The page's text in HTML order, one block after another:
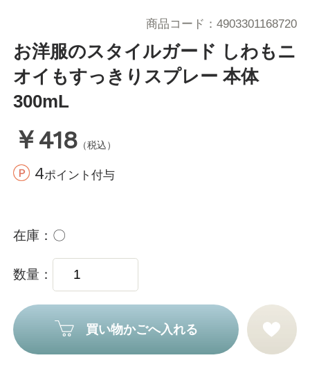
お洋服のスタイルガード しわもニ
オイもすっきりスプレー 本体
300mL
￥418 （税込）
4ポイント付与
商品コード 4903301168720
在庫 〇
数量
買い物かごへ入れる